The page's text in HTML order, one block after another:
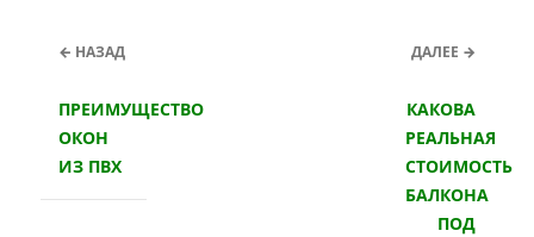
← НАЗАД
ПРЕИМУЩЕСТВО
ОКОН
ИЗ ПВХ
ДАЛЕЕ →
КАКОВА
РЕАЛЬНАЯ
СТОИМОСТЬ
БАЛКОНА
ПОД